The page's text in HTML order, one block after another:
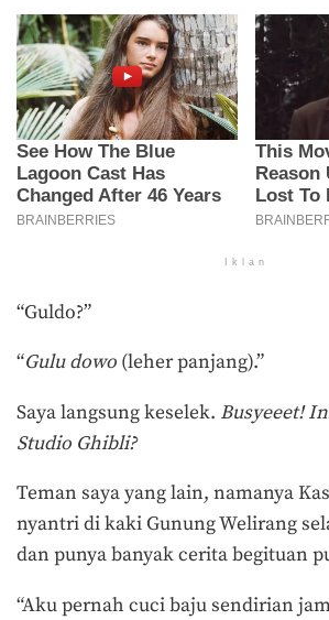
Iklan
“Guldo?”
“Gulu dowo (leher panjang).”
Saya langsung keselek. Busyeeet!
Studio Ghibli?
Teman saya yang lain, namanya
nyantri di kaki Gunung Welirang
dan punya banyak cerita begituan
“Aku pernah cuci baju sendirian